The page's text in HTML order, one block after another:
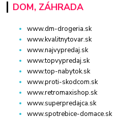
DOM, ZÁHRADA
www.dm-drogeria.sk
www.kvalitnytovar.sk
www.najvypredaj.sk
www.topvypredaj.sk
www.top-nabytok.sk
www.proti-skodcom.sk
www.retromaxishop.sk
www.superpredajca.sk
www.spotrebice-domace.sk